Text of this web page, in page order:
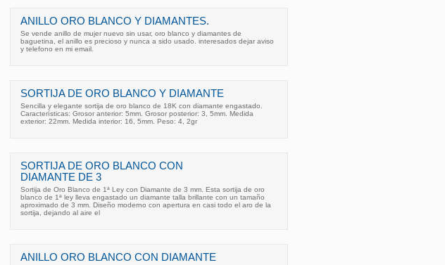
ANILLO ORO BLANCO Y DIAMANTES.
Se vende anillo de mujer nuevo sin usar, oro blanco y diamantes de
baguetina, el anillo es precioso y nunca a sido usado. interesados dejar aviso
y telefono en mi email.
SORTIJA DE ORO BLANCO Y DIAMANTE
Sencilla y elegante sortija de oro blanco de 18K con diamante engastado.
Características: Grosor anterior: 5mm. Grosor posterior: 3, 5mm. Medida
exterior: 22mm. Medida interior: 16, 5mm. Peso: 4, 2gr
SORTIJA DE ORO BLANCO CON
DIAMANTE DE 3
Sortija de Oro Blanco de 1ª Ley con Diamante de 3 mm. Esta sortija de oro
blanco de 1ª ley lleva engastado un diamante talla brillante con un tamaño
aproximado de 3 mm. Diseño moderno con apertura en casi todo el aro de la
sortija, dejando al aire el
ANILLO ORO BLANCO CON DIAMANTE